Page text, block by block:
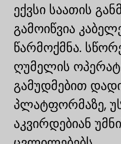
ექვსი საათის
გამოიწვია
წარმოქმნა.
ღუმელის
გამუდმებით
პლატფორმაზე,
აკვირდებიან